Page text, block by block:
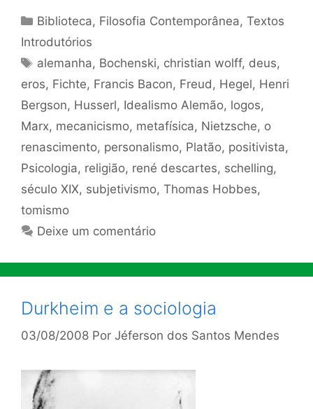
Categorias
Biblioteca, Filosofia Contemporânea,Textos
Introdutórios
Tags
alemanha, Bochenski, christian wolff, deus,
eros, Fichte, Francis Bacon, Freud, Hegel, Henri
Bergson, Husserl, Idealismo Alemão, logos,
Marx, mecanicismo, metafísica, Nietzsche, o
renascimento, personalismo, Platão, positivista,
Psicologia, religião, rené descartes, schelling,
século XIX, subjetivismo, Thomas Hobbes,
tomismo
Deixe um comentário
Durkheim e a sociologia
03/08/2008 Por Jéferson dos Santos Mendes